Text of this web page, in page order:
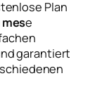
Plan
mese
garantiert